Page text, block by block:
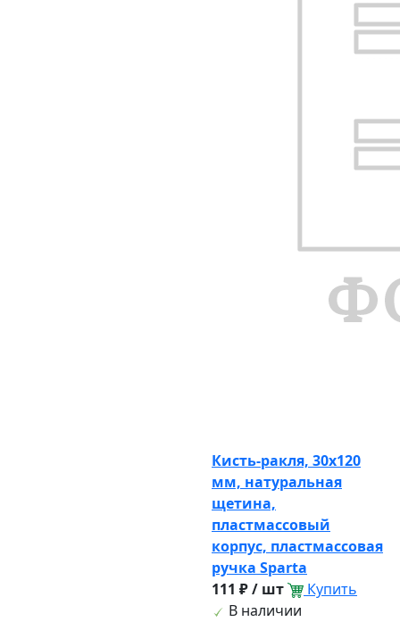
Кисть-ракля, 30х120
мм, натуральная
щетина,
пластмассовый
корпус, пластмассовая
ручка Sparta
111 ₽ / шт
Купить
В наличии